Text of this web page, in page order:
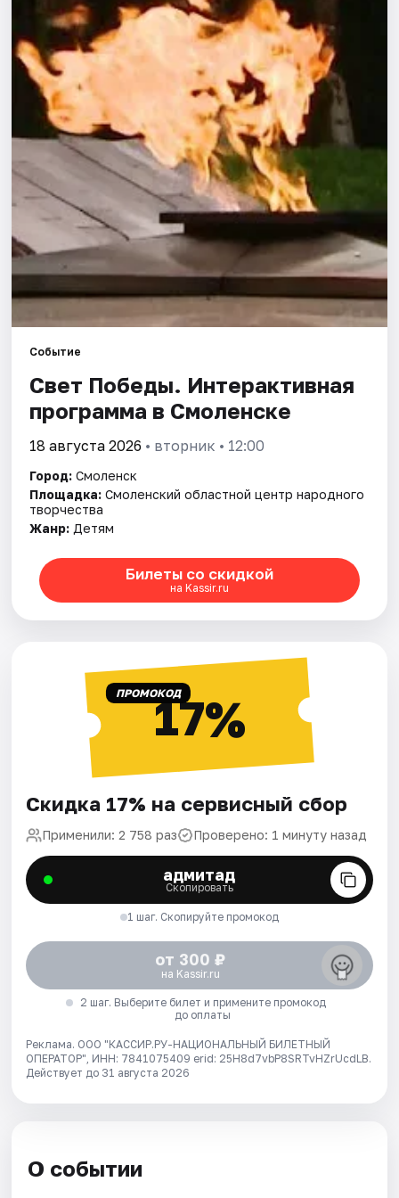
Города
Площадки
Артисты
Рейтинги
Событие
Свет Победы. Интерактивная
программа в Смоленске
18 августа 2026 • вторник • 12:00
Город: Смоленск
Площадка: Смоленский областной центр народного
творчества
Жанр: Детям
Билеты со скидкой
на Kassir.ru
ПРОМОКОД17%
Скидка 17% на сервисный сбор
Применили: 2 758 раз Проверено: 1 минуту назад
адмитад
Скопировать
1 шаг. Скопируйте промокод
от 300 ₽
на Kassir.ru
2 шаг. Выберите билет и примените промокод
до оплаты
Реклама. ООО "КАССИР.РУ-НАЦИОНАЛЬНЫЙ БИЛЕТНЫЙ
ОПЕРАТОР", ИНН: 7841075409 erid: 25H8d7vbP8SRTvHZrUcdLB.
Действует до 31 августа 2026
О событии